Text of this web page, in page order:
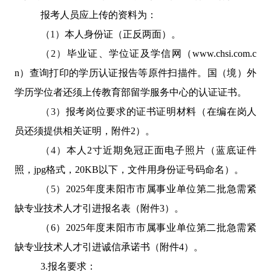
报考人员应上传的资料为：
（1） 本人身份证（正反两面）。
（2） 毕业证、学位证及学信网（www.chsi.com.c
n）查询打印的学历认证报告等原件扫描件。国（境）外
学历学位者还须上传教育部留学服务中心的认证证书。
（3） 报考岗位要求的证书证明材料（在编在岗人
员还须提供相关证明，附件2）。
（4） 本人 2寸近期免冠正面电子照片（蓝底证件
照， jpg格式， 20KB 以下，文件用身份证号码命名）。
（5） 2025年度耒阳市市属事业单位第二批急需紧
缺专业技术人才引进报名表（附件3）。
（6） 2025年度耒阳市市属事业单位第二批急需紧
缺专业技术人才引进诚信承诺书（附件4）。
3.报名要求：